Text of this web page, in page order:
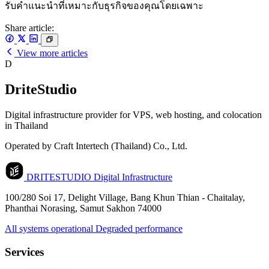
รับคำแนะนำที่เหมาะกับธุรกิจของคุณโดยเฉพาะ
Share article:
View more articles
D
DriteStudio
Digital infrastructure provider for VPS, web hosting, and colocation
in Thailand
Operated by Craft Intertech (Thailand) Co., Ltd.
DRITESTUDIO Digital Infrastructure
100/280 Soi 17, Delight Village, Bang Khun Thian - Chaitalay,
Phanthai Norasing, Samut Sakhon 74000
All systems operational Degraded performance
Services